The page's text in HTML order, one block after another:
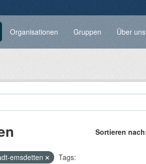
Organisationen Gruppen Über uns
Sortieren nach
emsdetten
Tags: